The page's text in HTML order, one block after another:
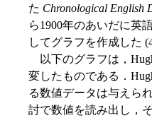
た Chronological English
ら1900年のあいだに英
してグラフを作成した
以下のグラフは，
変したものである．
る数値データは与えら
討で数値を読み出し，